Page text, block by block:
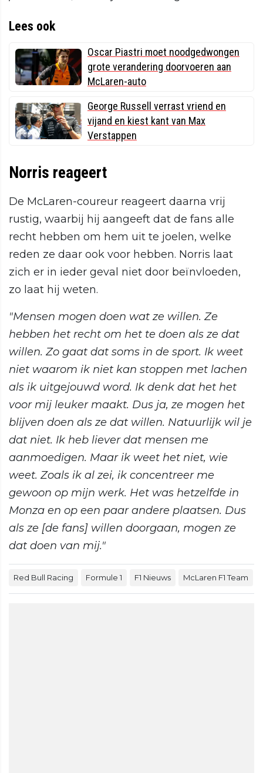
Lees ook
Oscar Piastri moet noodgedwongen
grote verandering doorvoeren aan
McLaren-auto
George Russell verrast vriend en
vijand en kiest kant van Max
Verstappen
Norris reageert
De McLaren-coureur reageert daarna vrij
rustig, waarbij hij aangeeft dat de fans alle
recht hebben om hem uit te joelen, welke
reden ze daar ook voor hebben. Norris laat
zich er in ieder geval niet door beïnvloeden,
zo laat hij weten.
"Mensen mogen doen wat ze willen. Ze
hebben het recht om het te doen als ze dat
willen. Zo gaat dat soms in de sport. Ik weet
niet waarom ik niet kan stoppen met lachen
als ik uitgejouwd word. Ik denk dat het het
voor mij leuker maakt. Dus ja, ze mogen het
blijven doen als ze dat willen. Natuurlijk wil je
dat niet. Ik heb liever dat mensen me
aanmoedigen. Maar ik weet het niet, wie
weet. Zoals ik al zei, ik concentreer me
gewoon op mijn werk. Het was hetzelfde in
Monza en op een paar andere plaatsen. Dus
als ze [de fans] willen doorgaan, mogen ze
dat doen van mij."
Red Bull Racing Formule 1 F1 Nieuws McLaren F1 Team